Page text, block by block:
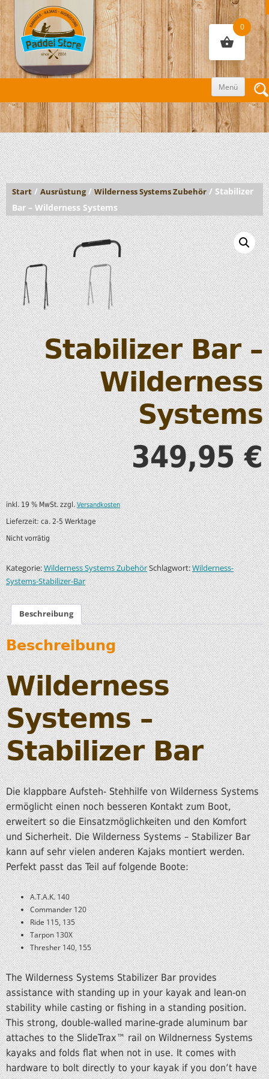
Menü
Zum
Inhalt
Start / Ausrüstung/ Wilderness Systems Zubehör / Stabilizer
Bar – Wilderness Systems
Stabilizer Bar –
Wilderness
Systems
349,95€
inkl. 19 % MwSt. zzgl.Versandkosten
Lieferzeit:ca. 2-5 Werktage
Nicht vorrätig
Kategorie:Wilderness Systems ZubehörSchlagwort:Wilderness-
Systems-Stabilizer-Bar
Beschreibung
Beschreibung
Wilderness
Systems –
Stabilizer Bar
Die klappbare Aufsteh- Stehhilfe von Wilderness Systems
ermöglicht einen noch besseren Kontakt zum Boot,
erweitert so die Einsatzmöglichkeiten und den Komfort
und Sicherheit. Die Wilderness Systems – Stabilizer Bar
kann auf sehr vielen anderen Kajaks montiert werden.
Perfekt passt das Teil auf folgende Boote:
A.T.A.K. 140
Commander 120
Ride 115, 135
Tarpon 130X
Thresher 140, 155
The Wilderness Systems Stabilizer Bar provides
assistance with standing up in your kayak and lean-on
stability while casting or fishing in a standing position.
This strong, double-walled marine-grade aluminum bar
attaches to the SlideTrax™ rail on Wildnerness Systems
kayaks and folds flat when not in use. It comes with
hardware to bolt directly to your kayak if you don’t have
0